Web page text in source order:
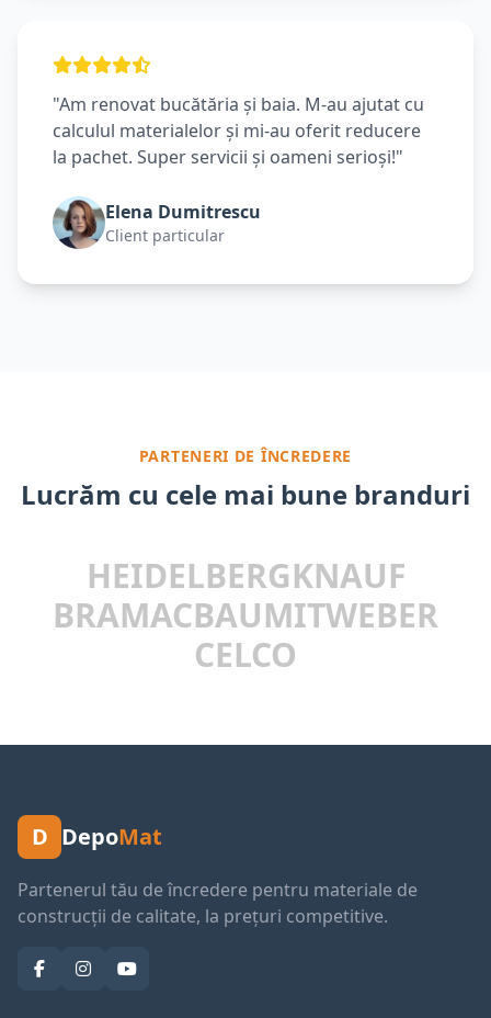
"Am renovat bucătăria și baia. M-au ajutat cu
calculul materialelor și mi-au oferit reducere
la pachet. Super servicii și oameni serioși!"
Elena Dumitrescu
Client particular
PARTENERI DE ÎNCREDERE
Lucrăm cu cele mai bune branduri
HEIDELBERGKNAUF
BRAMACBAUMITWEBER
CELCO
D DepoMat
Partenerul tău de încredere pentru materiale de
construcții de calitate, la prețuri competitive.